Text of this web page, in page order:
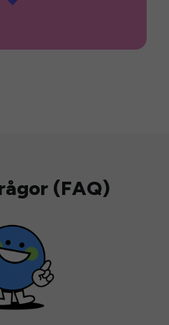
(FAQ)